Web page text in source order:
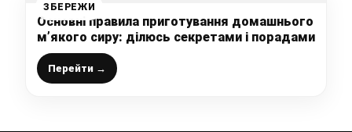
ЗБЕРЕЖИ
Основні правила приготування домашнього
м’якого сиру: ділюсь секретами і порадами
Перейти →